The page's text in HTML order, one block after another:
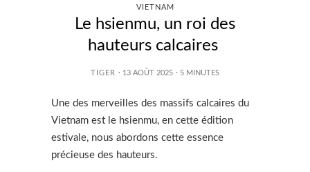
VIETNAM
Le hsienmu, un roi des
hauteurs calcaires
TIGER · 13 AOÛT 2025 · 5 MINUTES
Une des merveilles des massifs calcaires du
Vietnam est le hsienmu, en cette édition
estivale, nous abordons cette essence
précieuse des hauteurs.